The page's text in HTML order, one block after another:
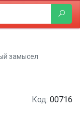
замысел
Код: 00716